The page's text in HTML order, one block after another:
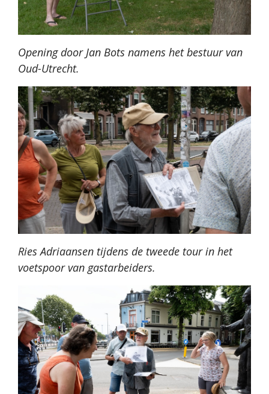
Opening door Jan Bots namens het bestuur van
Oud-Utrecht.
Ries Adriaansen tijdens de tweede tour in het
voetspoor van gastarbeiders.